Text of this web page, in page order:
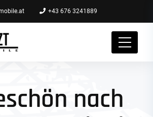
+43 676 3241889
nach